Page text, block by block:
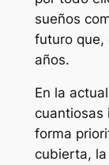
sueños
futuro que,
años.
En la
cuantiosas
forma
cubierta,